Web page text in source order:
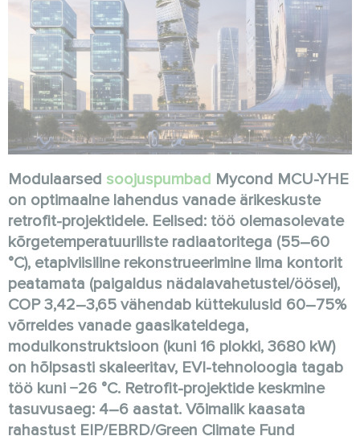
Modulaarsed soojuspumbad Mycond MCU-YHE
on optimaalne lahendus vanade ärikeskuste
retrofit-projektidele. Eelised: töö olemasolevate
kõrgetemperatuuriliste radiaatoritega (55–60
°C), etapiviisiline rekonstrueerimine ilma kontorit
peatamata (paigaldus nädalavahetustel/öösel),
COP 3,42–3,65 vähendab küttekulusid 60–75%
võrreldes vanade gaasikateldega,
modulkonstruktsioon (kuni 16 plokki, 3680 kW)
on hõlpsasti skaleeritav, EVI-tehnoloogia tagab
töö kuni −26 °C. Retrofit-projektide keskmine
tasuvusaeg: 4–6 aastat. Võimalik kaasata
rahastust EIP/EBRD/Green Climate Fund